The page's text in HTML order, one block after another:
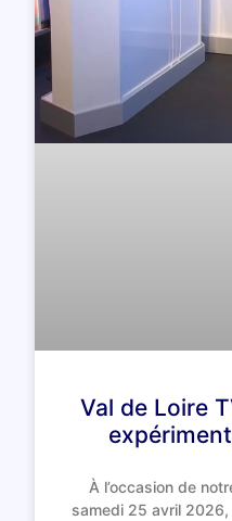
Val de Loire
À l’occasion de
samedi 25 avril